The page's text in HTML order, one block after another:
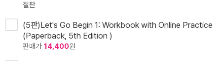
절판
(5판)Let's Go Begin 1: Workbook with Online Practice
(Paperback, 5th Edition )
판매가 14,400원